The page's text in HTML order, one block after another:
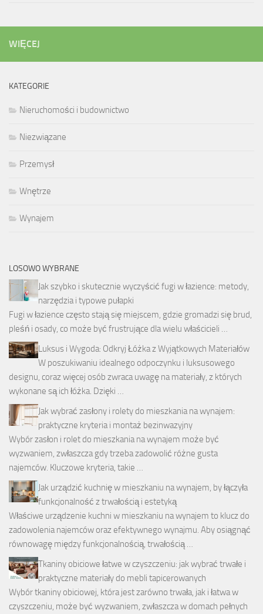
WIĘCEJ
KATEGORIE
Nieruchomości i budownictwo
Niezwiązane
Przemysł
Wnętrze
Wynajem
LOSOWO WYBRANE
Jak szybko i skutecznie wyczyścić fugi w łazience: metody,
narzędzia i typowe pułapki
Fugi w łazience często stają się miejscem, gdzie gromadzi się brud,
pleśń i osady, co może być frustrujące dla wielu właścicieli …
Luksus i Wygoda: Odkryj Łóżka z Wyjątkowych Materiałów
W poszukiwaniu idealnego odpoczynku i luksusowego
designu, coraz więcej osób zwraca uwagę na materiały, z których
wykonane są ich łóżka. Dzięki …
Jak wybrać zasłony i rolety do mieszkania na wynajem:
praktyczne kryteria i montaż bezinwazyjny
Wybór zasłon i rolet do mieszkania na wynajem może być
wyzwaniem, zwłaszcza gdy trzeba zadowolić różne gusta
najemców. Kluczowe kryteria, takie …
Jak urządzić kuchnię w mieszkaniu na wynajem, by łączyła
funkcjonalność z trwałością i estetyką
Właściwe urządzenie kuchni w mieszkaniu na wynajem to klucz do
zadowolenia najemców oraz efektywnego wynajmu. Aby osiągnąć
równowagę między funkcjonalnością, trwałością …
Tkaniny obiciowe łatwe w czyszczeniu: jak wybrać trwałe i
praktyczne materiały do mebli tapicerowanych
Wybór tkaniny obiciowej, która jest zarówno trwała, jak i łatwa w
czyszczeniu, może być wyzwaniem, zwłaszcza w domach pełnych